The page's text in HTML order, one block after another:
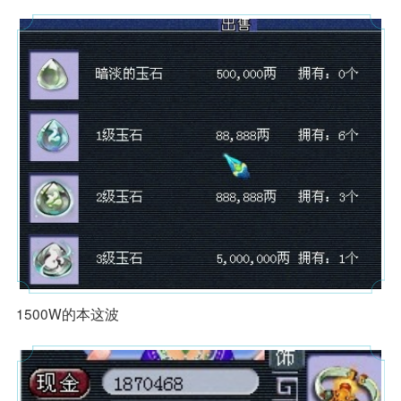
1500W的本这波
情绪体验。游戏设有组队模式玩法，需要玩家相互配合、互相帮助来
完成游戏任务，有助于培养玩家的团队协作能力；游戏玩法具有较强
的策略性，有助于锻炼玩家的思维能力。